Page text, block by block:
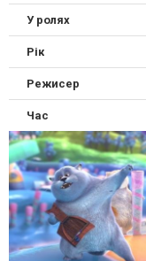
У ролях
Рік
Режисер
Час